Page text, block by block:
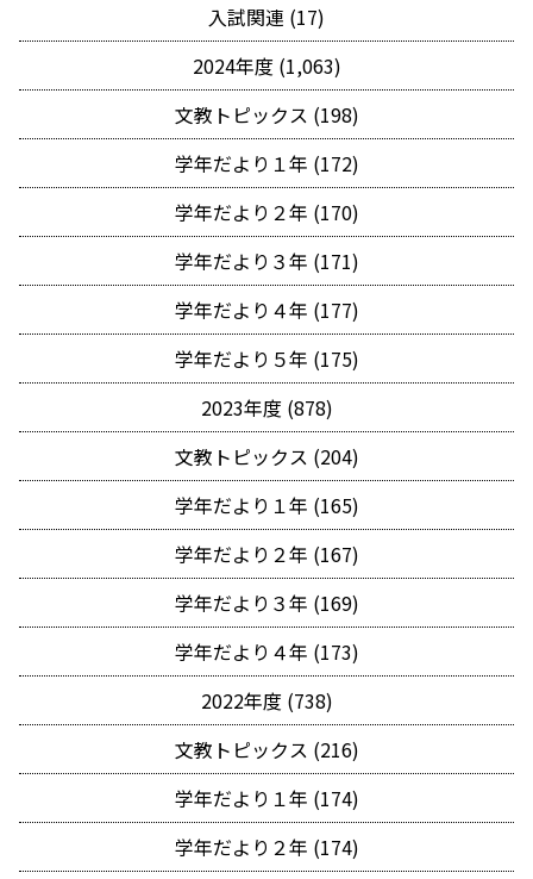
入試関連 (17)
2024年度 (1,063)
文教トピックス (198)
学年だより１年 (172)
学年だより２年 (170)
学年だより３年 (171)
学年だより４年 (177)
学年だより５年 (175)
2023年度 (878)
文教トピックス (204)
学年だより１年 (165)
学年だより２年 (167)
学年だより３年 (169)
学年だより４年 (173)
2022年度 (738)
文教トピックス (216)
学年だより１年 (174)
学年だより２年 (174)